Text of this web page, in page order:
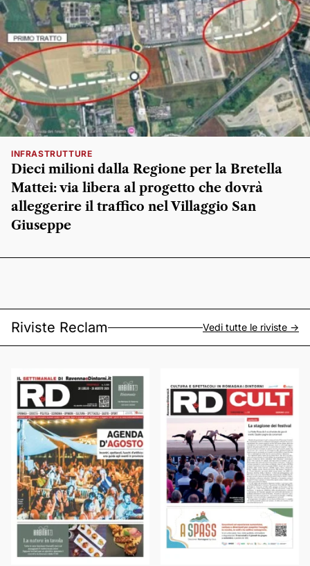
INFRASTRUTTURE
Dieci milioni dalla Regione per la Bretella
Mattei: via libera al progetto che dovrà
alleggerire il traffico nel Villaggio San
Giuseppe
Riviste Reclam Vedi tutte le riviste ->